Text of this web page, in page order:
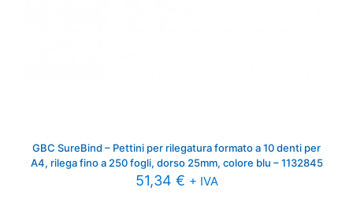
GBC SureBind – Pettini per rilegatura formato a 10 denti per
A4, rilega fino a 250 fogli, dorso 25mm, colore blu – 1132845
51,34 € + IVA